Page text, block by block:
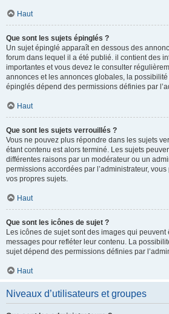
Haut
Que sont les sujets épinglés ?
Un sujet épinglé apparaît en dessous des
forum dans lequel il a été publié. il contient des
importantes et vous devez le consulter
annonces et les annonces globales, la
épinglés dépend des permissions définies par
Haut
Que sont les sujets verrouillés ?
Vous ne pouvez plus répondre dans les sujets
étant contenu est alors terminé. Les sujets
différentes raisons par un modérateur ou un
permissions accordées par l’administrateur,
vos propres sujets.
Haut
Que sont les icônes de sujet ?
Les icônes de sujet sont des images qui peuvent
messages pour refléter leur contenu. La
sujet dépend des permissions définies par
Haut
Niveaux d’utilisateurs et groupes